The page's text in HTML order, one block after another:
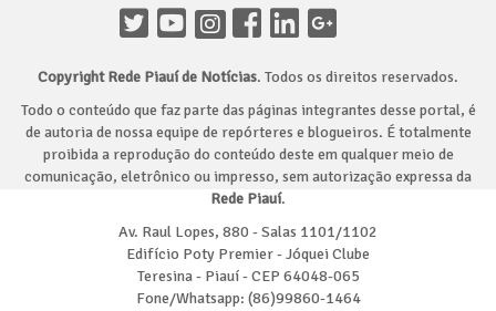
Copyright Rede Piauí de Notícias. Todos os direitos reservados.
Todo o conteúdo que faz parte das páginas integrantes desse portal, é
de autoria de nossa equipe de repórteres e blogueiros. É totalmente
proibida a reprodução do conteúdo deste em qualquer meio de
comunicação, eletrônico ou impresso, sem autorização expressa da
Rede Piauí.
Av. Raul Lopes, 880 - Salas 1101/1102
Edifício Poty Premier - Jóquei Clube
Teresina - Piauí - CEP 64048-065
Fone/Whatsapp: (86)99860-1464